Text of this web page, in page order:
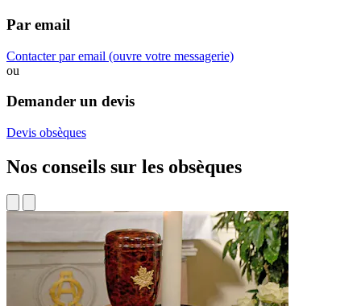
Par email
Contacter par email (ouvre votre messagerie)
ou
Demander un devis
Devis obsèques
Nos conseils sur les obsèques